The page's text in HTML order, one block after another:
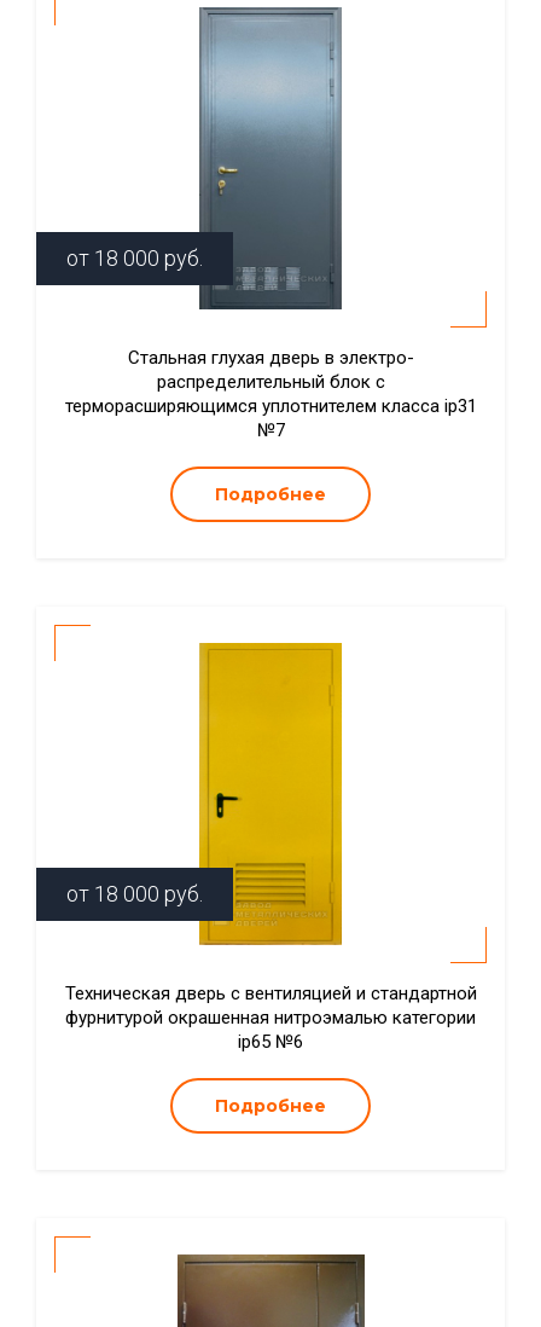
от 18 000 руб.
Стальная глухая дверь в электро-
распределительный блок с
терморасширяющимся уплотнителем класса ip31
№7
Подробнее
от 18 000 руб.
Техническая дверь с вентиляцией и стандартной
фурнитурой окрашенная нитроэмалью категории
ip65 №6
Подробнее